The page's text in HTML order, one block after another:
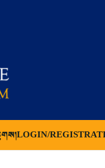
LOGIN/